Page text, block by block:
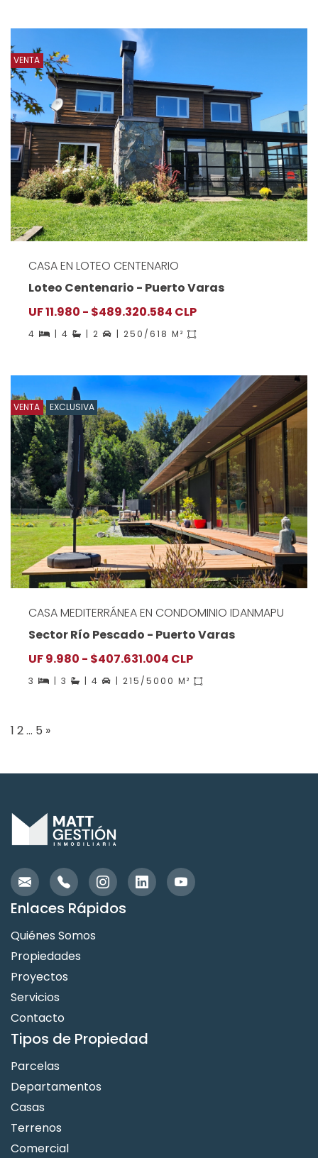
VENTA
CASA EN LOTEO CENTENARIO
Loteo Centenario - Puerto Varas
UF 11.980 - $489.320.584 CLP
4 | 4 | 2 | 250/618 M²
VENTA EXCLUSIVA
CASA MEDITERRÁNEA EN CONDOMINIO IDANMAPU
Sector Río Pescado - Puerto Varas
UF 9.980 - $407.631.004 CLP
3 | 3 | 4 | 215/5000 M²
Paginación
1 2… 5 »
Enlaces Rápidos
Quiénes Somos
Propiedades
Proyectos
Servicios
Contacto
Tipos de Propiedad
Parcelas
Departamentos
Casas
Terrenos
Comercial